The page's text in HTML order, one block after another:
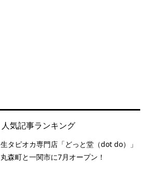
人気記事ランキング
生タピオカ専門店「どっと堂（dot do）」
丸森町と一関市に7月オープン！